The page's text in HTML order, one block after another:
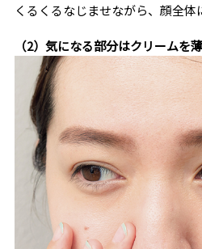
くるくるなじませながら、顔全体
（2）気になる部分はクリームを